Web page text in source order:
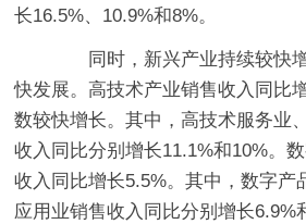
长16.5%、10.9%和8%。
同时，新兴产业持续较快
快发展。高技术产业销售收入同比
数较快增长。其中，高技术服务业
收入同比分别增长11.1%和10%。
收入同比增长5.5%。其中，数字产
应用业销售收入同比分别增长6.9%